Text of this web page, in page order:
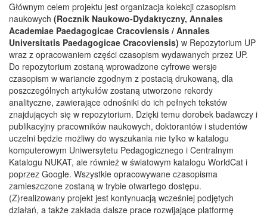
Głównym celem projektu jest organizacja kolekcji czasopism
naukowych (Rocznik Naukowo-Dydaktyczny, Annales
Academiae Paedagogicae Cracoviensis / Annales
Universitatis Paedagogicae Cracoviensis) w Repozytorium UP
wraz z opracowaniem części czasopism wydawanych przez UP.
Do repozytorium zostaną wprowadzone cyfrowe wersje
czasopism w wariancie zgodnym z postacią drukowaną, dla
poszczególnych artykułów zostaną utworzone rekordy
analityczne, zawierające odnośniki do ich pełnych tekstów
znajdujących się w repozytorium. Dzięki temu dorobek badawczy i
publikacyjny pracowników naukowych, doktorantów i studentów
uczelni będzie możliwy do wyszukania nie tylko w katalogu
komputerowym Uniwersytetu Pedagogicznego i Centralnym
Katalogu NUKAT, ale również w światowym katalogu WorldCat i
poprzez Google. Wszystkie opracowywane czasopisma
zamieszczone zostaną w trybie otwartego dostępu.
(Z)realizowany projekt jest kontynuacją wcześniej podjętych
działań, a także zakłada dalsze prace rozwijające platformę